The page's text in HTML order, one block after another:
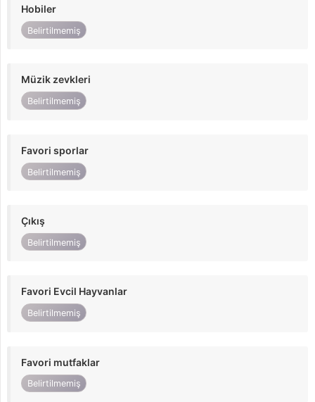
Hobiler
Belirtilmemiş
Müzik zevkleri
Belirtilmemiş
Favori sporlar
Belirtilmemiş
Çıkış
Belirtilmemiş
Favori Evcil Hayvanlar
Belirtilmemiş
Favori mutfaklar
Belirtilmemiş